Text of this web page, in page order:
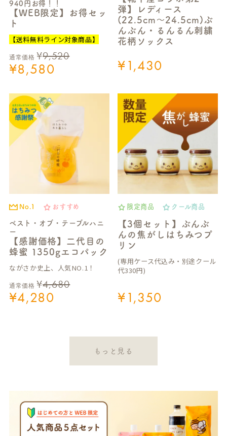
940円お得！！
【WEB限定】お得セッ
ト
【送料無料ライン対象商品】
通常価格 ¥9,520
¥8,580
弾】レディース
(22.5cm～24.5cm)ぶ
んぶん・るんるん刺繍
花柄ソックス
¥1,430
No.1 おすすめ
ベスト・オブ・テーブルハニ
ー
【感謝価格】二代目の
蜂蜜 1350gエコパック
ながさか史上、人気NO.1！
通常価格 ¥4,680
¥4,280
限定商品 クール商品
【3個セット】ぶんぶ
んの焦がしはちみつプ
リン
(専用ケース代込み・別途クール
代330円)
¥1,350
もっと見る